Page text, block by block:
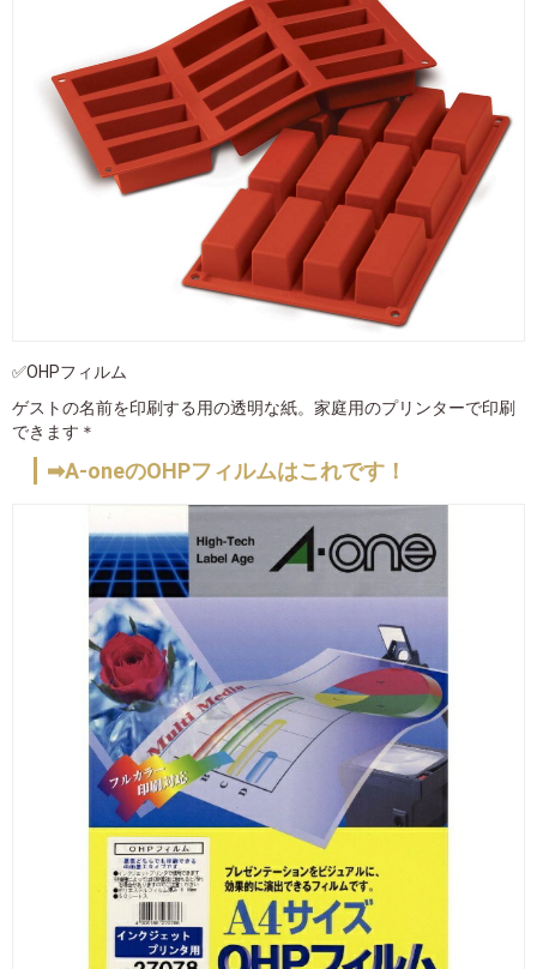
✅OHPフィルム
ゲストの名前を印刷する用の透明な紙。家庭用のプリンターで印刷
できます＊
➡A-oneのOHPフィルムはこれです！